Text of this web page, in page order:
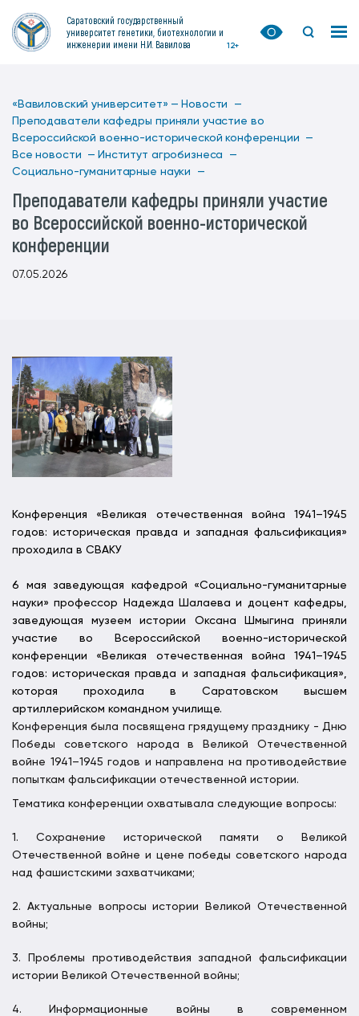
Саратовский государственный
университет генетики, биотехнологии и
инженерии имени Н.И. Вавилова
12+
«Вавиловский университет» — Новости —
Преподаватели кафедры приняли участие во
Всероссийской военно-исторической конференции —
Все новости — Институт агробизнеса —
Социально-гуманитарные науки —
Преподаватели кафедры приняли участие
во Всероссийской военно-исторической
конференции
07.05.2026
Конференция «Великая отечественная война 1941–1945
годов: историческая правда и западная фальсификация»
проходила в СВАКУ
6 мая заведующая кафедрой «Социально-гуманитарные
науки» профессор Надежда Шалаева и доцент кафедры,
заведующая музеем истории Оксана Шмыгина приняли
участие во Всероссийской военно-исторической
конференции «Великая отечественная война 1941–1945
годов: историческая правда и западная фальсификация»,
которая проходила в Саратовском высшем
артиллерийском командном училище.
Конференция была посвящена грядущему празднику - Дню
Победы советского народа в Великой Отечественной
войне 1941–1945 годов и направлена на противодействие
попыткам фальсификации отечественной истории.
Тематика конференции охватывала следующие вопросы:
1. Сохранение исторической памяти о Великой
Отечественной войне и цене победы советского народа
над фашистскими захватчиками;
2. Актуальные вопросыистории Великой Отечественной
войны;
3. Проблемы противодействия западной фальсификации
истории Великой Отечественной войны;
4. Информационные войны в современном